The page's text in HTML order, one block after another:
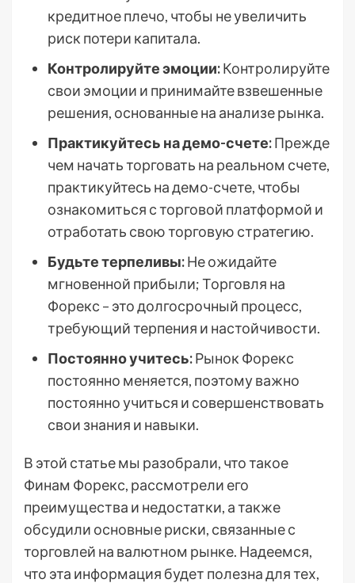
кредитное плечо, чтобы не увеличить
риск потери капитала.
Контролируйте эмоции:Контролируйте
свои эмоции и принимайте взвешенные
решения, основанные на анализе рынка.
Практикуйтесь на демо-счете:Прежде
чем начать торговать на реальном счете,
практикуйтесь на демо-счете, чтобы
ознакомиться с торговой платформой и
отработать свою торговую стратегию.
Будьте терпеливы:Не ожидайте
мгновенной прибыли; Торговля на
Форекс – это долгосрочный процесс,
требующий терпения и настойчивости.
Постоянно учитесь:Рынок Форекс
постоянно меняется, поэтому важно
постоянно учиться и совершенствовать
свои знания и навыки.
В этой статье мы разобрали, что такое
Финам Форекс, рассмотрели его
преимущества и недостатки, а также
обсудили основные риски, связанные с
торговлей на валютном рынке. Надеемся,
что эта информация будет полезна для тех,